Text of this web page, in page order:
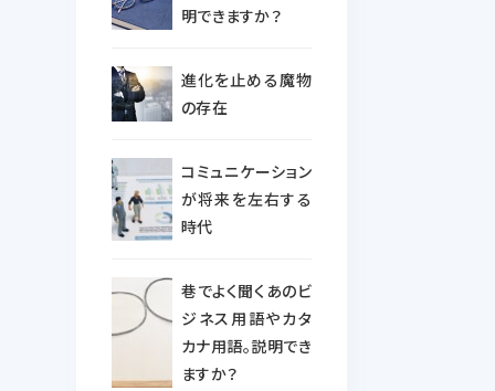
明できますか？
進化を止める魔物
の存在
コミュニケーション
が将来を左右する
時代
巷でよく聞くあのビ
ジネス用語やカタ
カナ用語。説明でき
ますか？